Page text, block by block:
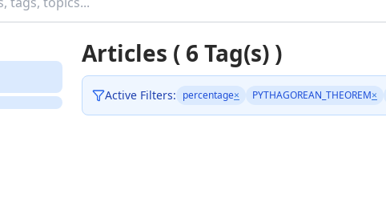
Articles ( 6 Tag(s) )
Active Filters: percentage× PYTHAGOREAN_THEOREM×